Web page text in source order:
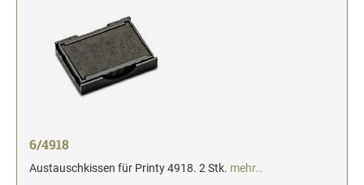
6/4918
Austauschkissen für Printy 4918. 2 Stk. mehr…